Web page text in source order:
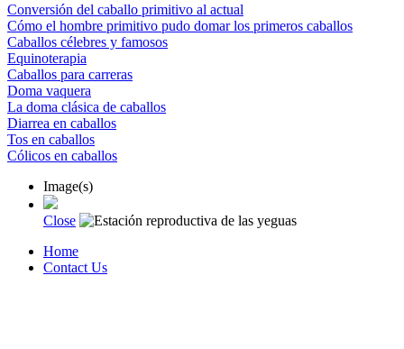
Conversión del caballo primitivo al actual
Cómo el hombre primitivo pudo domar los primeros caballos
Caballos célebres y famosos
Equinoterapia
Caballos para carreras
Doma vaquera
La doma clásica de caballos
Diarrea en caballos
Tos en caballos
Cólicos en caballos
Image(s)
Close
Home
Contact Us